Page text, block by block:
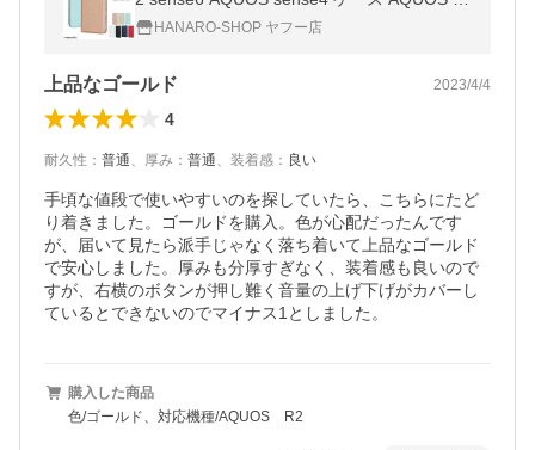
nse4lite ケース AQUOS sense5G AQUOS R
3 R2 手帳型 アクオス 和風 和紙柄革
HANARO-SHOP ヤフー店
上品なゴールド 2023/4/4
4
耐久性 ： 普通、 厚み ： 普通、 装着感 ： 良い
手頃な値段で使いやすいのを探していたら、こちらにたど
り着きました。ゴールドを購入。色が心配だったんです
が、届いて見たら派手じゃなく落ち着いて上品なゴールド
で安心しました。厚みも分厚すぎなく、装着感も良いので
すが、右横のボタンが押し難く音量の上げ下げがカバーし
ているとできないのでマイナス1としました。
購入した商品
色/ゴールド、対応機種/AQUOS R2